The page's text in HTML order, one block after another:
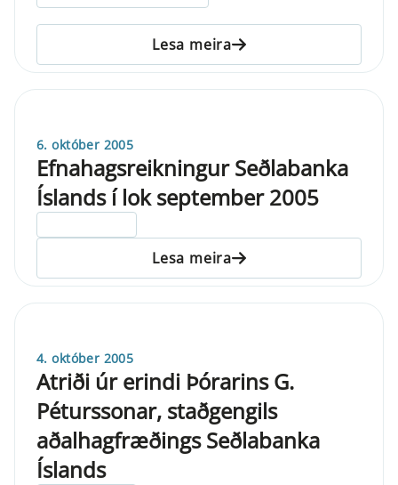
Lesa meira
6. október 2005
Efnahagsreikningur Seðlabanka
Íslands í lok september 2005
Lesa meira
4. október 2005
Atriði úr erindi Þórarins G.
Péturssonar, staðgengils
aðalhagfræðings Seðlabanka
Íslands